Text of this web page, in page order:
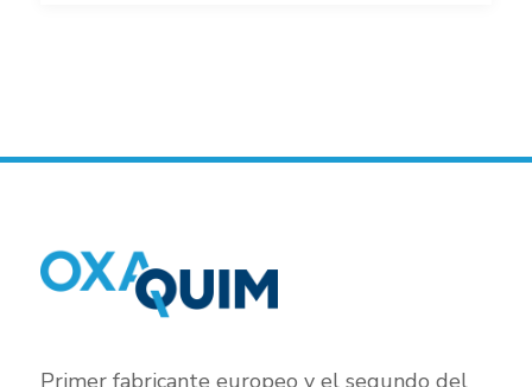
Primer fabricante europeo y el segundo del